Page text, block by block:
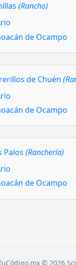
(Rancho)
de Ocampo
de Chuén
de Ocampo
Palos (Ranchería)
de Ocampo
© 2026